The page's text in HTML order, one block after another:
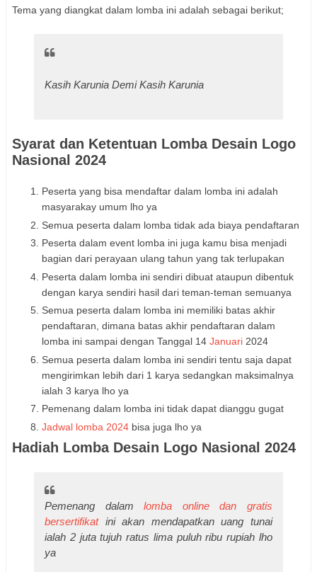
Tema yang diangkat dalam lomba ini adalah sebagai berikut;
Kasih Karunia Demi Kasih Karunia
Syarat dan Ketentuan Lomba Desain Logo
Nasional 2024
Peserta yang bisa mendaftar dalam lomba ini adalah
masyarakay umum lho ya
Semua peserta dalam lomba tidak ada biaya pendaftaran
Peserta dalam event lomba ini juga kamu bisa menjadi
bagian dari perayaan ulang tahun yang tak terlupakan
Peserta dalam lomba ini sendiri dibuat ataupun dibentuk
dengan karya sendiri hasil dari teman-teman semuanya
Semua peserta dalam lomba ini memiliki batas akhir
pendaftaran, dimana batas akhir pendaftaran dalam
lomba ini sampai dengan Tanggal 14 Januari 2024
Semua peserta dalam lomba ini sendiri tentu saja dapat
mengirimkan lebih dari 1 karya sedangkan maksimalnya
ialah 3 karya lho ya
Pemenang dalam lomba ini tidak dapat dianggu gugat
Jadwal lomba 2024 bisa juga lho ya
Hadiah Lomba Desain Logo Nasional 2024
Pemenang dalamlomba online dan gratis
bersertifikatini akan mendapatkan uang tunai
ialah 2 juta tujuh ratus lima puluh ribu rupiah lho
ya